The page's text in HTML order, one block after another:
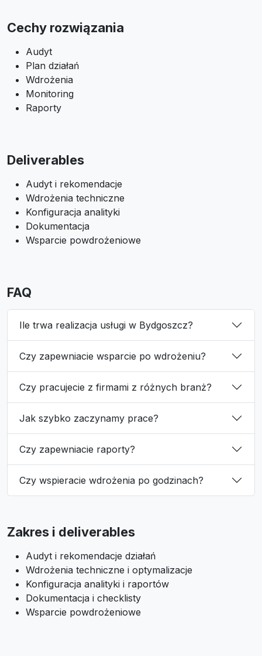
Cechy rozwiązania
Audyt
Plan działań
Wdrożenia
Monitoring
Raporty
Deliverables
Audyt i rekomendacje
Wdrożenia techniczne
Konfiguracja analityki
Dokumentacja
Wsparcie powdrożeniowe
FAQ
Ile trwa realizacja usługi w Bydgoszcz?
Czy zapewniacie wsparcie po wdrożeniu?
Czy pracujecie z firmami z różnych branż?
Jak szybko zaczynamy prace?
Czy zapewniacie raporty?
Czy wspieracie wdrożenia po godzinach?
Zakres i deliverables
Audyt i rekomendacje działań
Wdrożenia techniczne i optymalizacje
Konfiguracja analityki i raportów
Dokumentacja i checklisty
Wsparcie powdrożeniowe